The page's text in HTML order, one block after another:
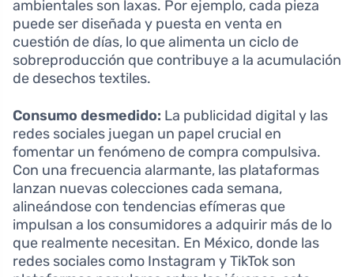
ambientales son laxas. Por ejemplo, cada pieza
puede ser diseñada y puesta en venta en
cuestión de días, lo que alimenta un ciclo de
sobreproducción que contribuye a la acumulación
de desechos textiles.
Consumo desmedido: La publicidad digital y las
redes sociales juegan un papel crucial en
fomentar un fenómeno de compra compulsiva.
Con una frecuencia alarmante, las plataformas
lanzan nuevas colecciones cada semana,
alineándose con tendencias efímeras que
impulsan a los consumidores a adquirir más de lo
que realmente necesitan. En México, donde las
redes sociales como Instagram y TikTok son